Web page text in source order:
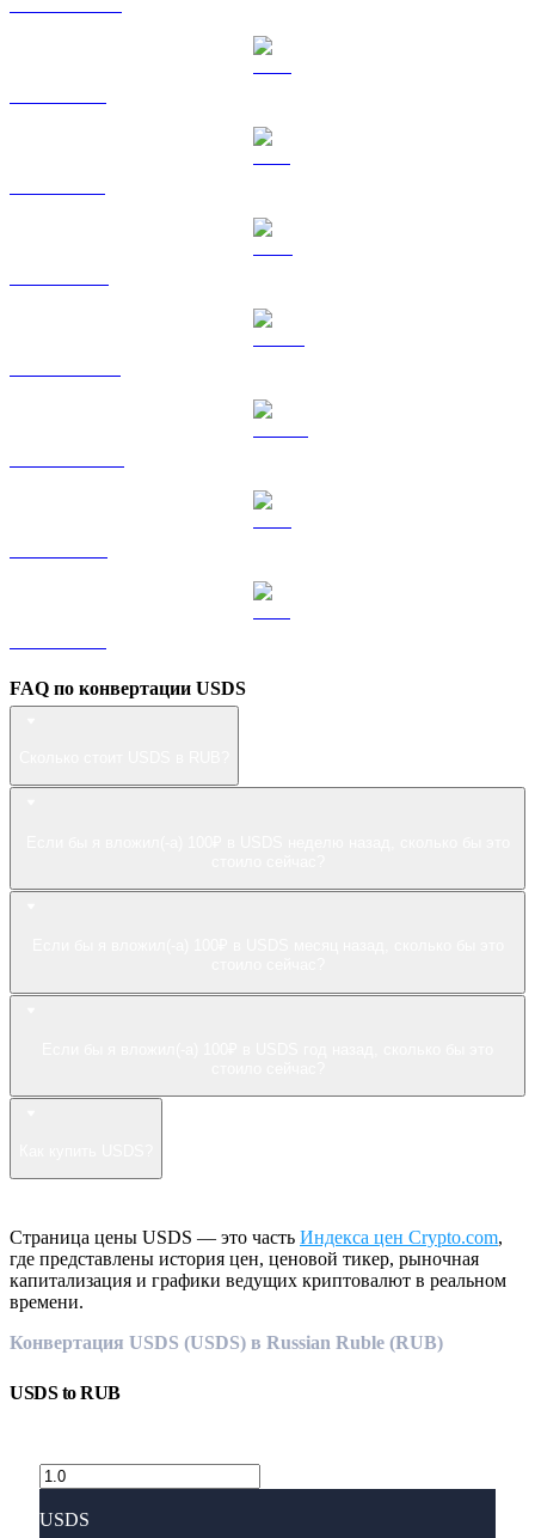
FAQ по конвертации USDS
Страница цены USDS — это часть Индекса цен Crypto.com,
где представлены история цен, ценовой тикер, рыночная
капитализация и графики ведущих криптовалют в реальном
времени.
Конвертация USDS (USDS) в Russian Ruble (RUB)
USDStoRUB
USDS